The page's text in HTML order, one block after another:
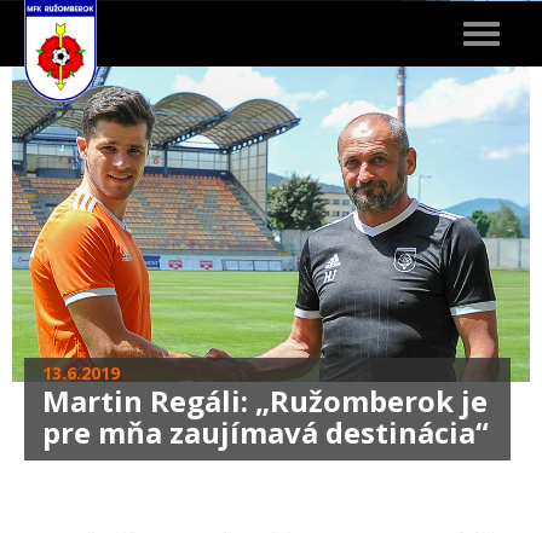
Toggle
13.6.2019
Martin Regáli: „Ružomberok je
pre mňa zaujímavá destinácia“